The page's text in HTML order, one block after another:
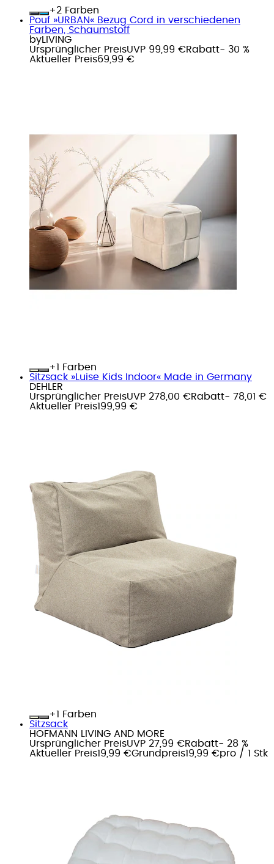
+
Farben
Pouf »URBAN« Bezug Cord in verschiedenen
Farben, Schaumstoff
byLIVING
Ursprünglicher PreisUVP 99,99 €Rabatt- 30 %
Aktueller Preis69,99 €
+
Farben
Sitzsack »Luise Kids Indoor« Made in Germany
DEHLER
Ursprünglicher PreisUVP 278,00 €Rabatt- 78,01 €
Aktueller Preis199,99 €
+
Farben
Sitzsack
HOFMANN LIVING AND MORE
Ursprünglicher PreisUVP 27,99 €Rabatt- 28 %
Aktueller Preis19,99 €Grundpreis19,99 €pro / 1 Stk